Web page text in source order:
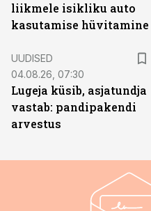
liikmele isikliku auto
kasutamise hüvitamine
UUDISED
04.08.26, 07:30
Lugeja küsib, asjatundja
vastab: pandipakendi
arvestus